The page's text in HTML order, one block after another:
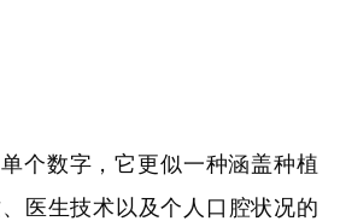
个数字，它更似一种涵盖种植
医生技术以及个人口腔状况的